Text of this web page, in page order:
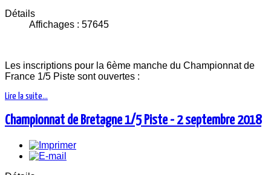
Détails
Affichages : 57645
Les inscriptions pour la 6ème manche du Championnat de
France 1/5 Piste sont ouvertes :
Lire la suite...
Championnat de Bretagne 1/5 Piste - 2 septembre 2018